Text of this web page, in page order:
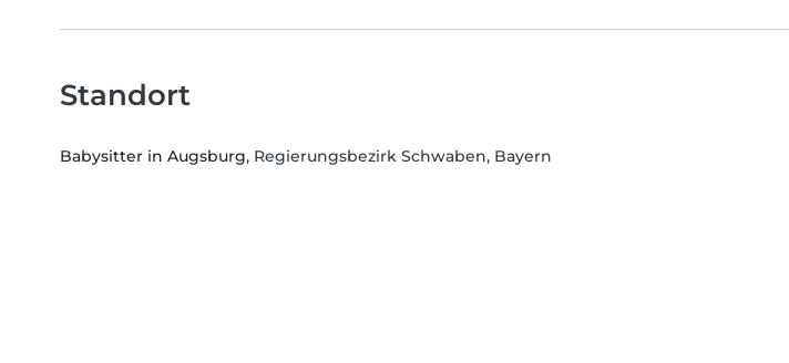
Standort
Babysitter in Augsburg, Regierungsbezirk Schwaben, Bayern